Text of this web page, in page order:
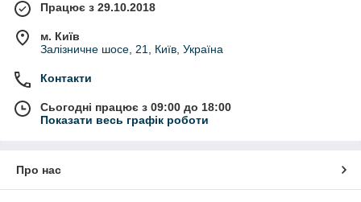
Працює з 29.10.2018
м. Київ
Залізничне шосе, 21, Київ, Україна
Контакти
Сьогодні працює з 09:00 до 18:00
Показати весь графік роботи
Про нас